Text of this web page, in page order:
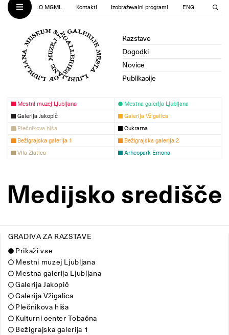
O MGML Kontakti Izobraževalni programi ENG
Razstave
Dogodki
Novice
Publikacije
Mestni muzej Ljubljana
Mestna galerija Ljubljana
Galerija Jakopič
Galerija Vžigalica
Plečnikova hiša
Cukrarna
Bežigrajska galerija 1
Bežigrajska galerija 2
Vila Zlatica
Arheopark Emona
Medijsko središče
GRADIVA ZA RAZSTAVE
Prikaži vse
Mestni muzej Ljubljana
Mestna galerija Ljubljana
Galerija Jakopič
Galerija Vžigalica
Plečnikova hiša
Kulturni center Tobačna
Bežigrajska galerija 1